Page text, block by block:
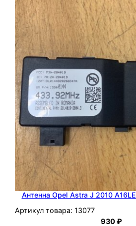
к
о
в
O
p
e
l
O
m
e
g
a
2
0
0
Z
Антенна Opel Astra J 2010
Артикул товара: 13077
930₽